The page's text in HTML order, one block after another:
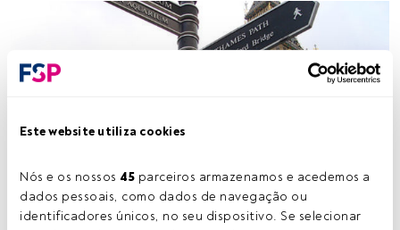
Este website utiliza cookies
Nós e os nossos 45 parceiros armazenamos e acedemos a
dados pessoais, como dados de navegação ou
identificadores únicos, no seu dispositivo. Se selecionar
Tempo de leitura: 5 min.